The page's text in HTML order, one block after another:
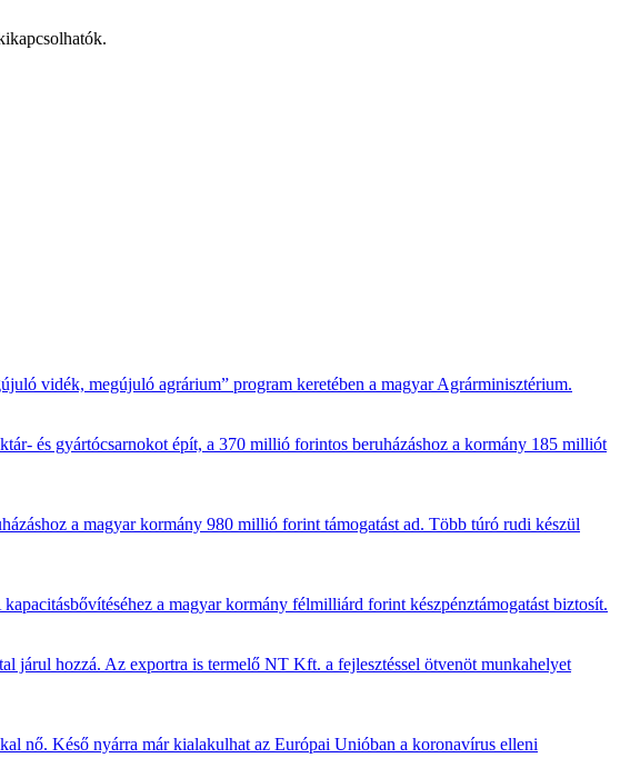
vidék, megújuló agrárium” program keretében a magyar Agrárminisztérium.
és gyártócsarnokot épít, a 370 millió forintos beruházáshoz a kormány 185 milliót
a magyar kormány 980 millió forint támogatást ad. Több túró rudi készül
a magyar kormány félmilliárd forint készpénztámogatást biztosít.
járul hozzá. Az exportra is termelő NT Kft. a fejlesztéssel ötvenöt munkahelyet
nő. Késő nyárra már kialakulhat az Európai Unióban a koronavírus elleni